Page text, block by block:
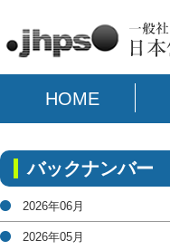
HOME
バックナンバー
2026年06月
2026年05月